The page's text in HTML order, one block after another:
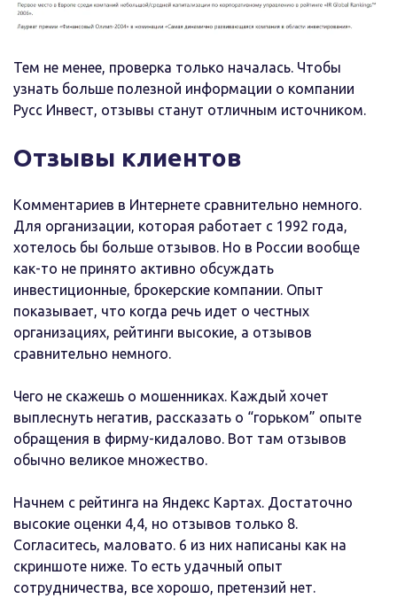
Тем не менее, проверка только началась. Чтобы
узнать больше полезной информации о компании
Русс Инвест, отзывы станут отличным источником.
Отзывы клиентов
Комментариев в Интернете сравнительно немного.
Для организации, которая работает с 1992 года,
хотелось бы больше отзывов. Но в России вообще
как-то не принято активно обсуждать
инвестиционные, брокерские компании. Опыт
показывает, что когда речь идет о честных
организациях, рейтинги высокие, а отзывов
сравнительно немного.
Чего не скажешь о мошенниках. Каждый хочет
выплеснуть негатив, рассказать о “горьком” опыте
обращения в фирму-кидалово. Вот там отзывов
обычно великое множество.
Начнем с рейтинга на Яндекс Картах. Достаточно
высокие оценки 4,4, но отзывов только 8.
Согласитесь, маловато. 6 из них написаны как на
скриншоте ниже. То есть удачный опыт
сотрудничества, все хорошо, претензий нет.